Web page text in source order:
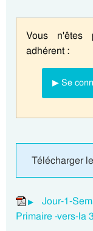
Vous n'êtes
adhérent :
▶ Se
Télécharger
Jour-1-
Primaire -vers-la